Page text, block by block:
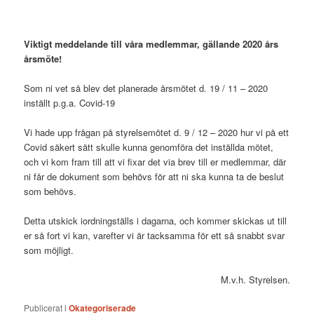
Viktigt meddelande till våra medlemmar, gällande 2020 års
årsmöte!
Som ni vet så blev det planerade årsmötet d. 19 / 11 – 2020
inställt p.g.a. Covid-19
Vi hade upp frågan på styrelsemötet d. 9 / 12 – 2020 hur vi på ett
Covid säkert sätt skulle kunna genomföra det inställda mötet,
och vi kom fram till att vi fixar det via brev till er medlemmar, där
ni får de dokument som behövs för att ni ska kunna ta de beslut
som behövs.
Detta utskick iordningställs i dagarna, och kommer skickas ut till
er så fort vi kan, varefter vi är tacksamma för ett så snabbt svar
som möjligt.
M.v.h. Styrelsen.
Publicerat i Okategoriserade